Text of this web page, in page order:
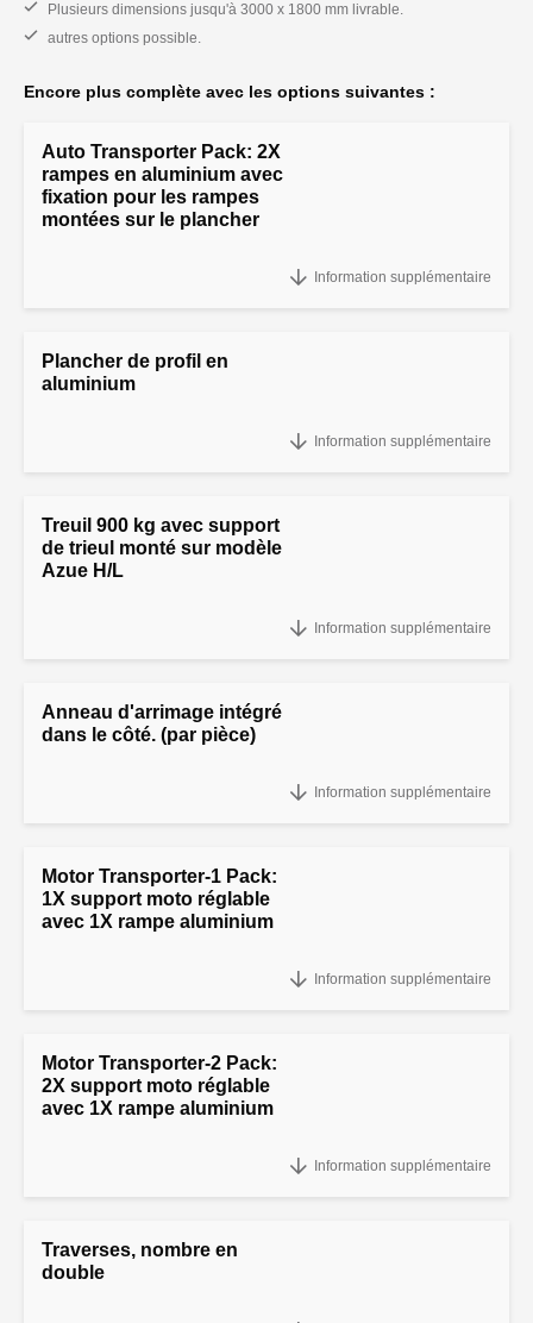
Plusieurs dimensions jusqu'à 3000 x 1800 mm livrable.
autres options possible.
Encore plus complète avec les options suivantes :
Auto Transporter Pack: 2X
rampes en aluminium avec
fixation pour les rampes
montées sur le plancher
Information supplémentaire
Plancher de profil en
aluminium
Information supplémentaire
Treuil 900 kg avec support
de trieul monté sur modèle
Azue H/L
Information supplémentaire
Anneau d'arrimage intégré
dans le côté. (par pièce)
Information supplémentaire
Motor Transporter-1 Pack:
1X support moto réglable
avec 1X rampe aluminium
Information supplémentaire
Motor Transporter-2 Pack:
2X support moto réglable
avec 1X rampe aluminium
Information supplémentaire
Traverses, nombre en
double